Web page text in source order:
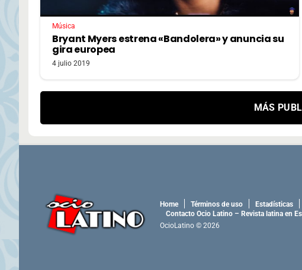
Música
Bryant Myers estrena «Bandolera» y anuncia su
gira europea
4 julio 2019
MÁS
Home Términos de uso Estadísticas
Contacto Ocio Latino – Revista latina en
OcioLatino © 2026